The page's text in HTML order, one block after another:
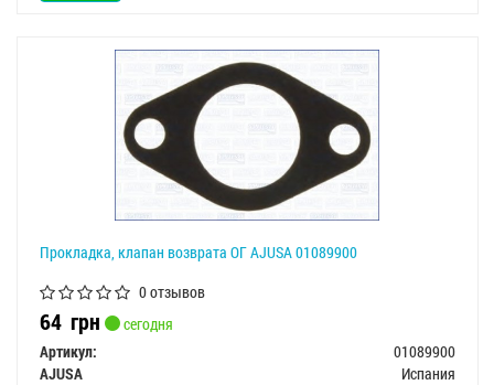
Прокладка, клапан возврата ОГ AJUSA 01089900
0 отзывов
64 грн
сегодня
Артикул:
01089900
AJUSA
Испания